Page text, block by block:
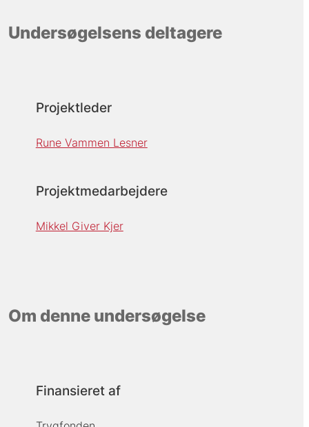
Undersøgelsens deltagere
Projektleder
Rune Vammen Lesner
Projektmedarbejdere
Mikkel Giver Kjer
Om denne undersøgelse
Finansieret af